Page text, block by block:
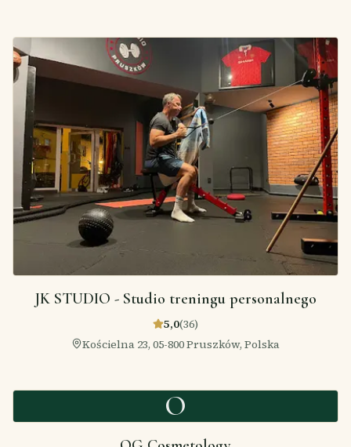
JK STUDIO - Studio treningu personalnego
5,0(36)
Kościelna 23, 05-800 Pruszków, Polska
O